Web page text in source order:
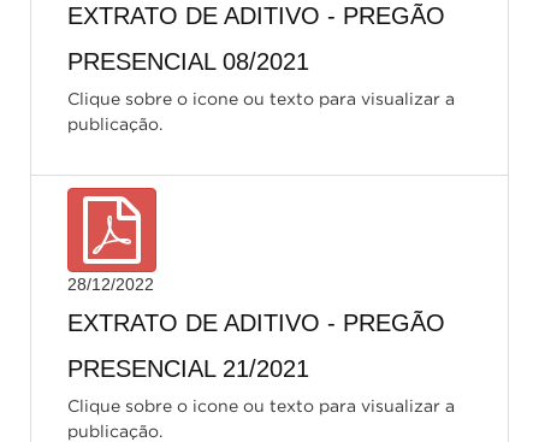
EXTRATO DE ADITIVO - PREGÃO
PRESENCIAL 08/2021
Clique sobre o icone ou texto para visualizar a
publicação.
28/12/2022
EXTRATO DE ADITIVO - PREGÃO
PRESENCIAL 21/2021
Clique sobre o icone ou texto para visualizar a
publicação.